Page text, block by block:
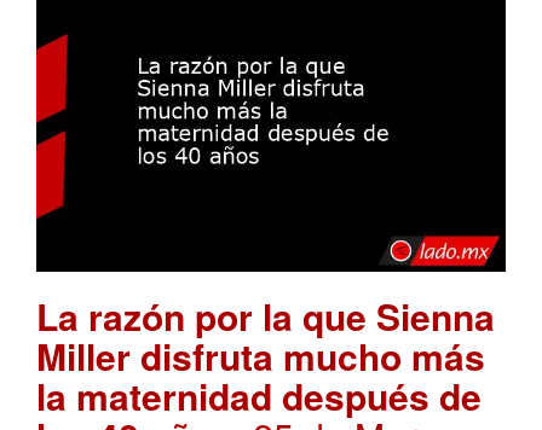
La razón por la que Sienna
Miller disfruta mucho más
la maternidad después de